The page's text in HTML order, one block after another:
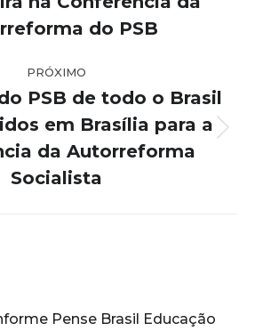
anterior:do PSB
PRÓXIMO
post:
PSB de todo o Brasil
em Brasília para a
da Autorreforma
Socialista
Pense Brasil Educação